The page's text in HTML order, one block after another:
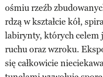
ośmiu rzeźb
rdzą w kształcie kół,
labirynty, których celem
ruchu oraz wzroku.
się całkowicie